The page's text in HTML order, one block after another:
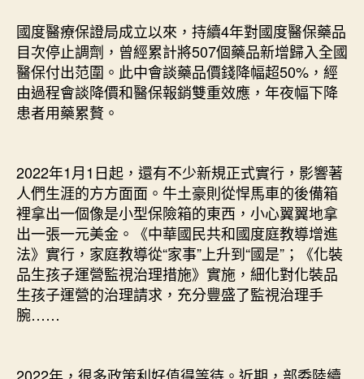
國度醫療保證局成立以來，持續4年對國度醫保藥品
目次停止調劑，曾經累計將507個藥品新增歸入全國
醫保付出范圍。此中會談藥品價錢降幅超50%，經
由過程會談降價和醫保報銷雙重效應，年夜幅下降
患者用藥累贅。
2022年1月1日起，還有不少新規正式實行，影響著
人們生涯的方方面面。牛土豪則從悍馬車的後備箱
裡拿出一個像是小型保險箱的東西，小心翼翼地拿
出一張一元美金。《中華國民共和國度庭教導增進
法》實行，家庭教導從“家事”上升到“國是”；《化裝
品生孩子運營監視治理措施》實施，細化對化裝品
生孩子運營的治理請求，充分豐盛了監視治理手
腕……
2022年，很多政策利好值得等待。近期，部委陸續